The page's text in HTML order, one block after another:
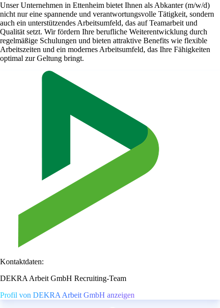
Unser Unternehmen in Ettenheim bietet Ihnen als Abkanter (m/w/d)
nicht nur eine spannende und verantwortungsvolle Tätigkeit, sondern
auch ein unterstützendes Arbeitsumfeld, das auf Teamarbeit und
Qualität setzt. Wir fördern Ihre berufliche Weiterentwicklung durch
regelmäßige Schulungen und bieten attraktive Benefits wie flexible
Arbeitszeiten und ein modernes Arbeitsumfeld, das Ihre Fähigkeiten
optimal zur Geltung bringt.
Kontaktdaten:
DEKRA Arbeit GmbH Recruiting-Team
Profil von DEKRA Arbeit GmbH anzeigen